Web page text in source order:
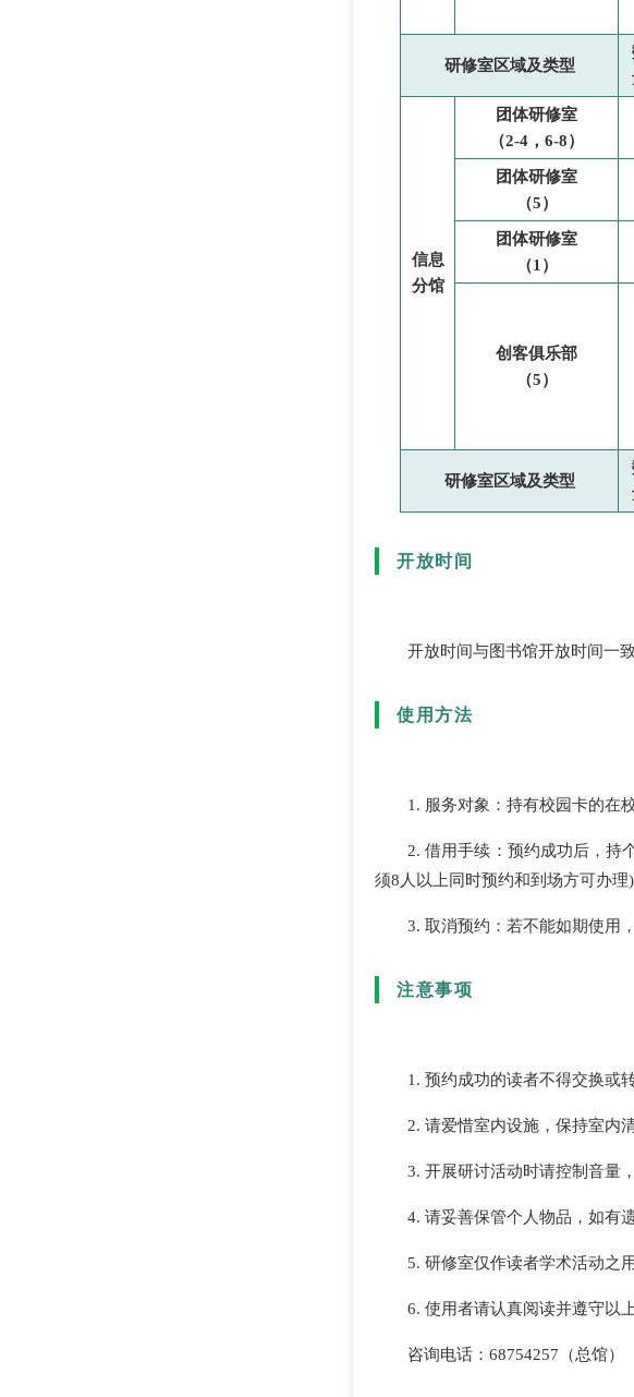
研修室区域及类型
信息
分馆
团体研修室
（2-4，6-8）
团体研修室
（5）
团体研修室
（1）
创客俱乐部
（5）
研修室区域及类型
开放时间
开放时间与图书馆开放时间一致
使用方法
1. 服务对象：持有校园卡的在
2. 借用手续：预约成功后，持
须8人以上同时预约和到场方可办理)
3. 取消预约：若不能如期使用
注意事项
1. 预约成功的读者不得交换或
2. 请爱惜室内设施，保持室内
3. 开展研讨活动时请控制音量
4. 请妥善保管个人物品，如有
5. 研修室仅作读者学术活动之
6. 使用者请认真阅读并遵守以
咨询电话：68754257（总